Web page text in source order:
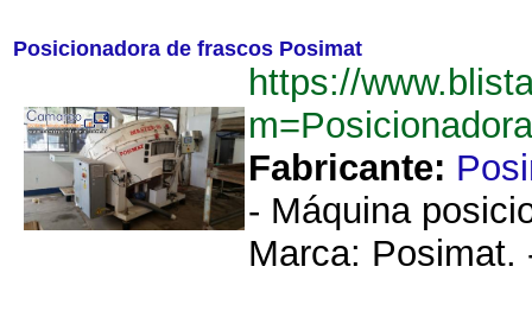
Posicionadora de frascos Posimat
https://
Fabricante:
- Máquina
Marca: Posimat.